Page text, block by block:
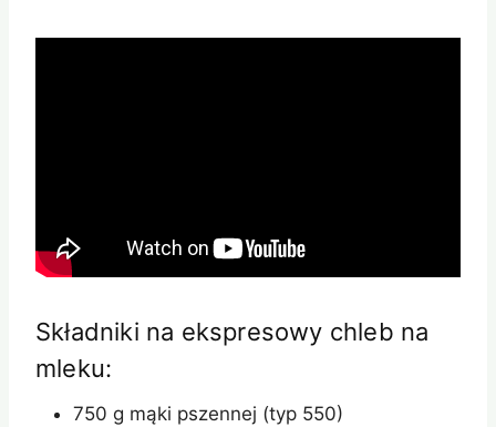
Składniki na ekspresowy chleb na
mleku:
750 g mąki pszennej (typ 550)